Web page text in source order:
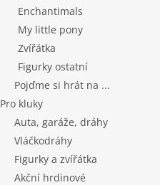
Enchantimals
My little pony
Zvířátka
Figurky ostatní
Pojďme si hrát na ...
Pro kluky
Auta, garáže, dráhy
Vláčkodráhy
Figurky a zvířátka
Akční hrdinové